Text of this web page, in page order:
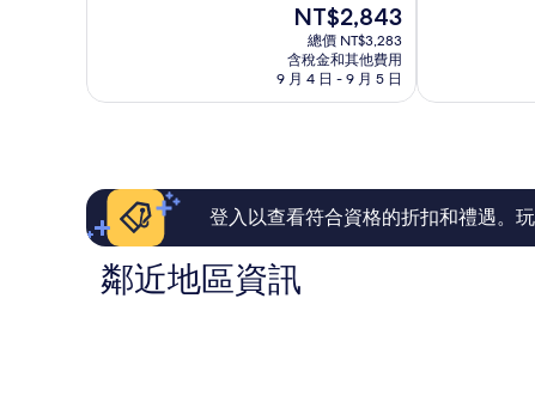
常
評
現
在
價
格
為
NT$2,843
總價 NT$3,283
含稅金和其他費用
9 月 4 日 - 9 月 5 日
讚，
論
登入以查看符合資格的折扣和禮遇。
鄰近地區資訊